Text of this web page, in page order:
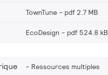
TownTune pdf 2.7 MB
EcoDesign pdf 524.8 kB
Ressources multiples